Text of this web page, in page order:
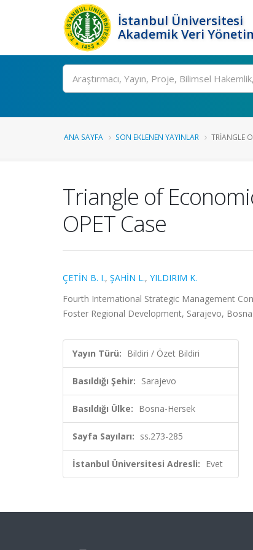
İstanbul Üniversitesi
Akademik Veri
Ara
ANA SAYFA SON EKLENEN YAYINLAR TRIANGLE
Triangle of
OPET Case
ÇETİN B. I., ŞAHİN L., YILDIRIM K.
Fourth International Strategic Management
Foster Regional Development, Sarajevo,
Yayın Türü: Bildiri / Özet Bildiri
Basıldığı Şehir: Sarajevo
Basıldığı Ülke: Bosna-Hersek
Sayfa Sayıları: ss.273-285
İstanbul Üniversitesi Adresli: Evet